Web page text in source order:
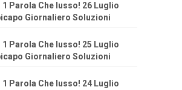
Parola Che lusso! 26 Luglio
Giornaliero Soluzioni
Parola Che lusso! 25 Luglio
Giornaliero Soluzioni
Parola Che lusso! 24 Luglio